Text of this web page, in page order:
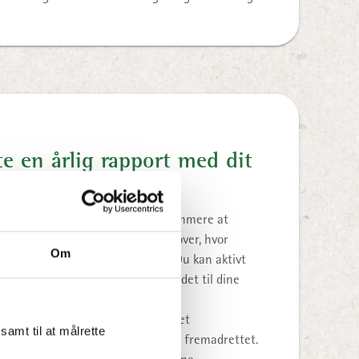
Om
til at målrette
en årlig rapport med dit
af dit madaffald, er det nemmere at
vi dig hvert år en oversigt over, hvor
alt har sendt til genanvendelse. Du kan aktivt
i dit eget grønne regnskab, vise det til dine
hjælper dig med at tage informeret
du kan optimere dit madspild fremadrettet.